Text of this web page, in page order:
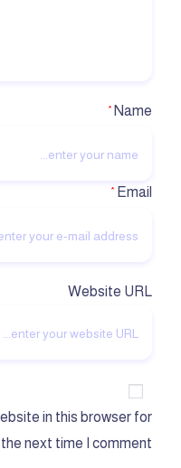
Name
*
Email
*
Website URL
in this browser for
the next time I comment.